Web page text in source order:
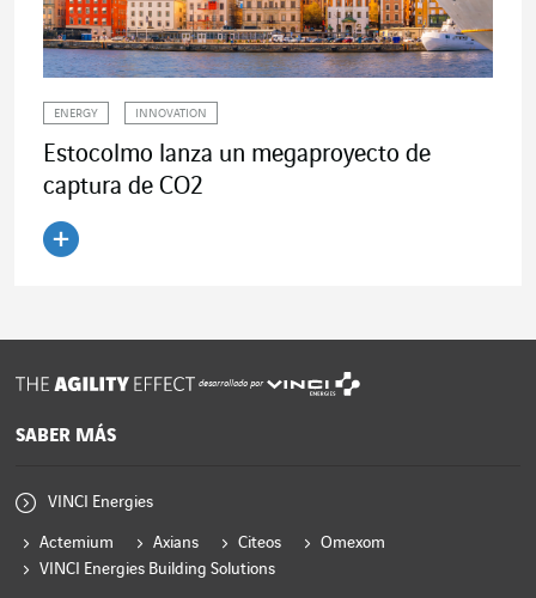
ENERGY INNOVATION
Estocolmo lanza un megaproyecto de
captura de CO2
desarrollado por
SABER MÁS
VINCI Energies
Actemium Axians Citeos
Omexom
VINCI Energies Building Solutions